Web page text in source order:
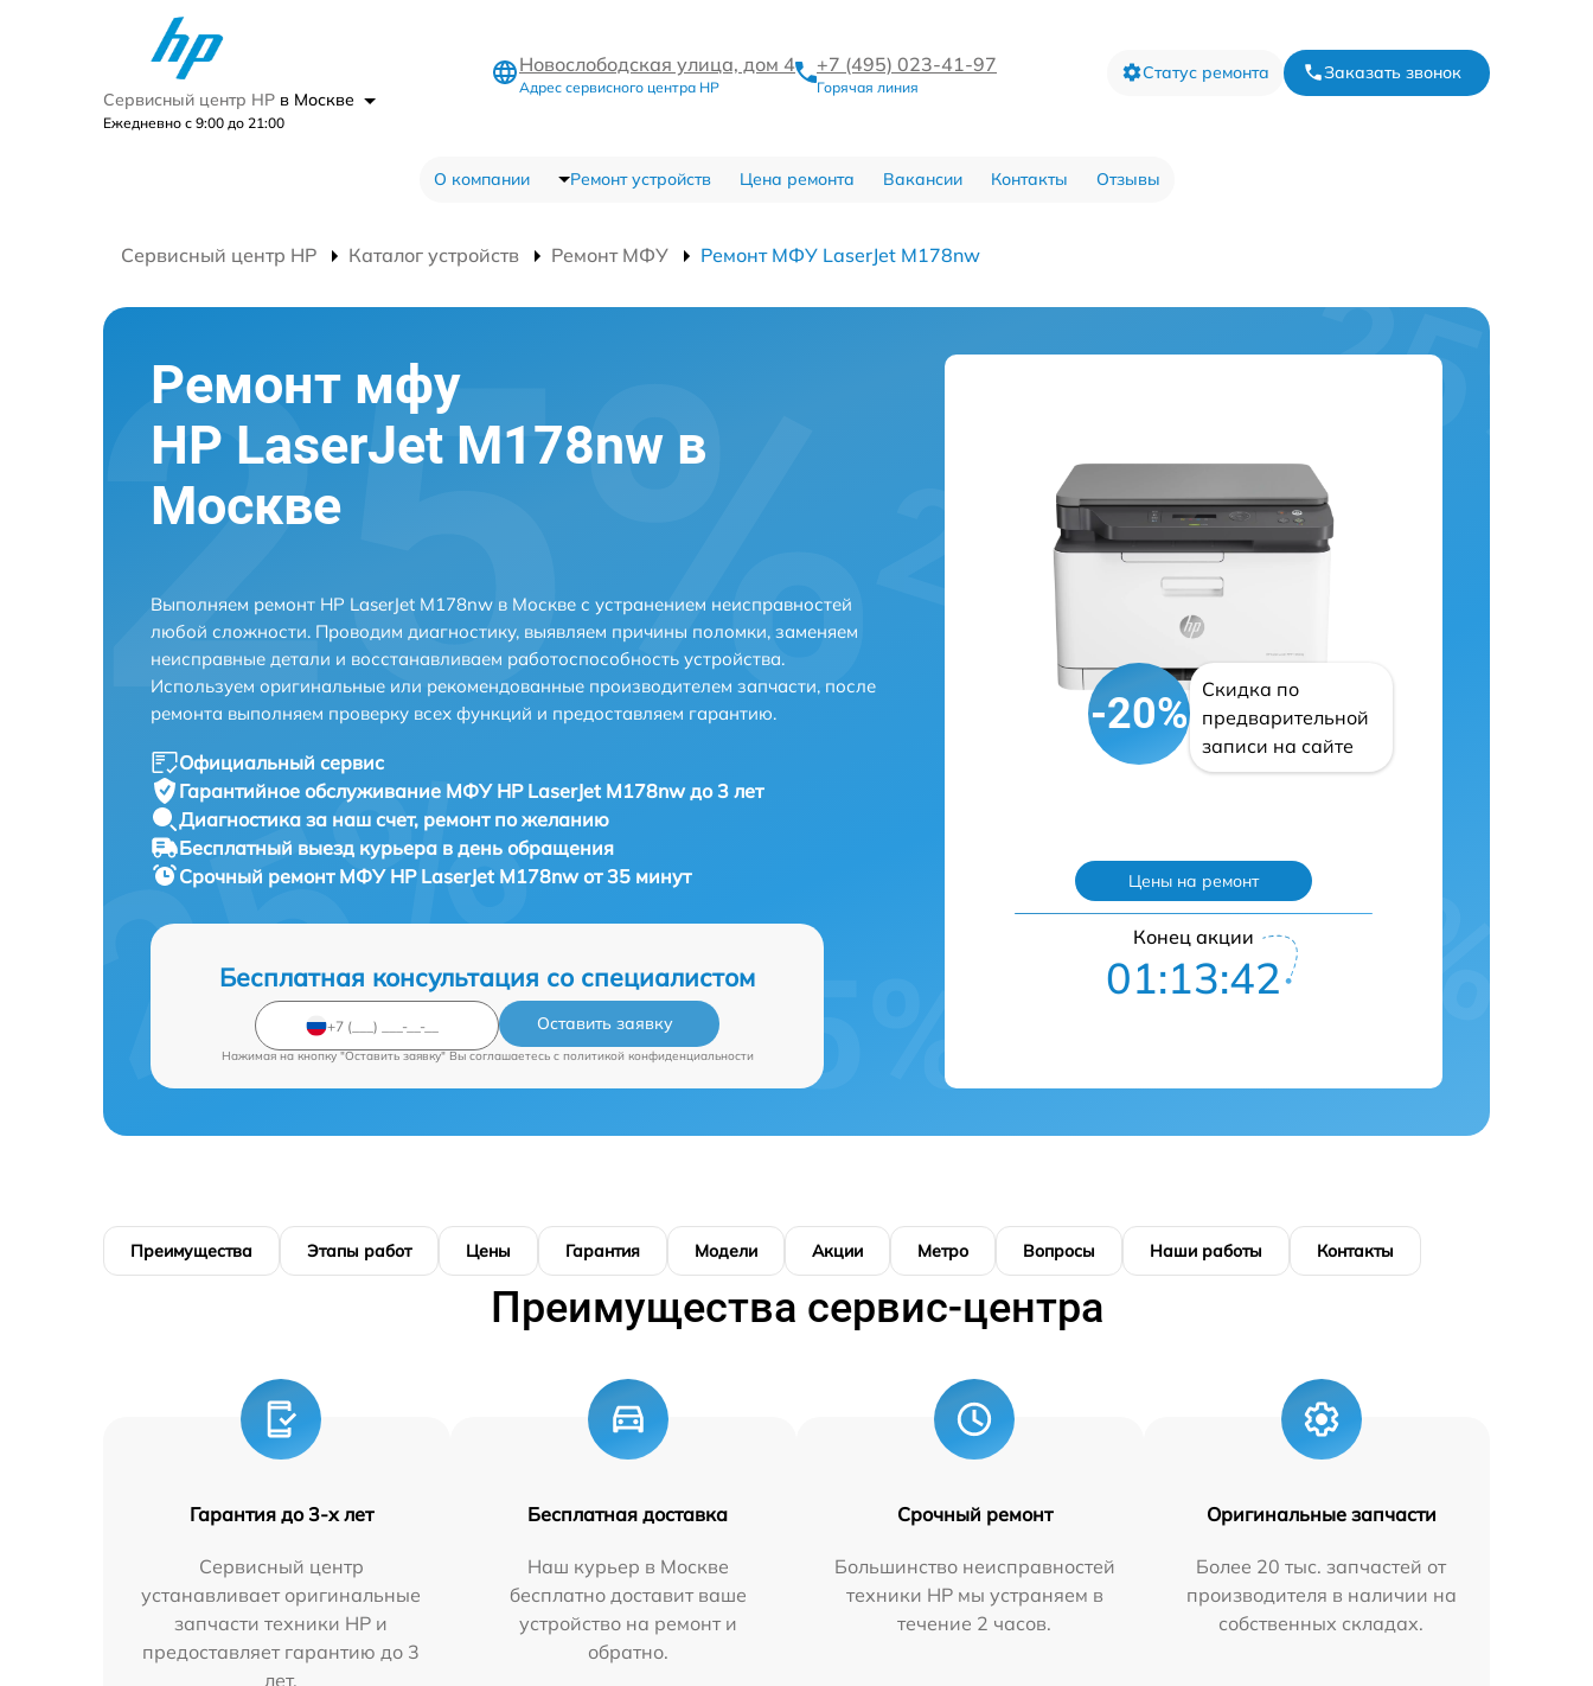
Сервисный центр HP в Москве
Ежедневно с 9:00 до 21:00
Новослободская улица, дом 4
Адрес сервисного центра HP
+7 (495) 023-41-97
Горячая линия
Статус ремонта Заказать звонок
О компании Ремонт устройств Цена ремонта Вакансии Контакты Отзывы
Сервисный центр HP Каталог устройств Ремонт МФУ Ремонт МФУ LaserJet M178nw
Ремонт мфу
HP LaserJet M178nw в
Москве
Выполняем ремонт HP LaserJet M178nw в Москве с устранением неисправностей
любой сложности. Проводим диагностику, выявляем причины поломки, заменяем
неисправные детали и восстанавливаем работоспособность устройства.
Используем оригинальные или рекомендованные производителем запчасти, после
ремонта выполняем проверку всех функций и предоставляем гарантию.
Официальный сервис
Гарантийное обслуживание МФУ HP LaserJet M178nw до 3 лет
Диагностика за наш счет, ремонт по желанию
Бесплатный выезд курьера в день обращения
Срочный ремонт МФУ HP LaserJet M178nw от 35 минут
Бесплатная консультация со специалистом
Оставить заявку
Нажимая на кнопку "Оставить заявку" Вы соглашаетесь c политикой конфиденциальности
-20%
Скидка по
предварительной
записи на сайте
Цены на ремонт
Конец акции
01:13:41
Преимущества Этапы работ Цены Гарантия Модели Акции Метро Вопросы Наши работы Контакты
Преимущества сервис-центра
Гарантия до 3-х лет
Сервисный центр
устанавливает оригинальные
запчасти техники HP и
предоставляет гарантию до 3
лет.
Бесплатная доставка
Наш курьер в Москве
бесплатно доставит ваше
устройство на ремонт и
обратно.
Срочный ремонт
Большинство неисправностей
техники HP мы устраняем в
течение 2 часов.
Оригинальные запчасти
Более 20 тыс. запчастей от
производителя в наличии на
собственных складах.